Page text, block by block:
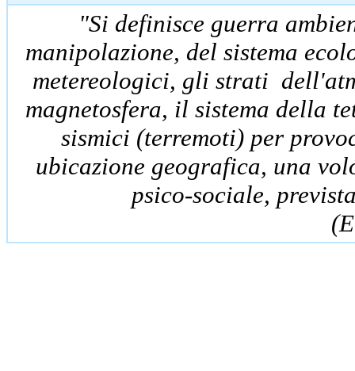
"Si definisce guerra
manipolazione, del sistema
metereologici, gli strati
magnetosfera, il sistema della
sismici (terremoti) per
ubicazione geografica, una
psico-sociale,